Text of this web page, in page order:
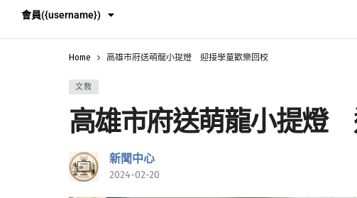
會員({username})
Home 高雄市府送萌龍小提燈 迎接學童歡樂回校
文教
高雄市府送萌龍小提燈
新聞中心
2024-02-20